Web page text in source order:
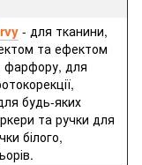
- для тканини,
та ефектом
фарфору, для
будь-яких
та ручки для
білого,